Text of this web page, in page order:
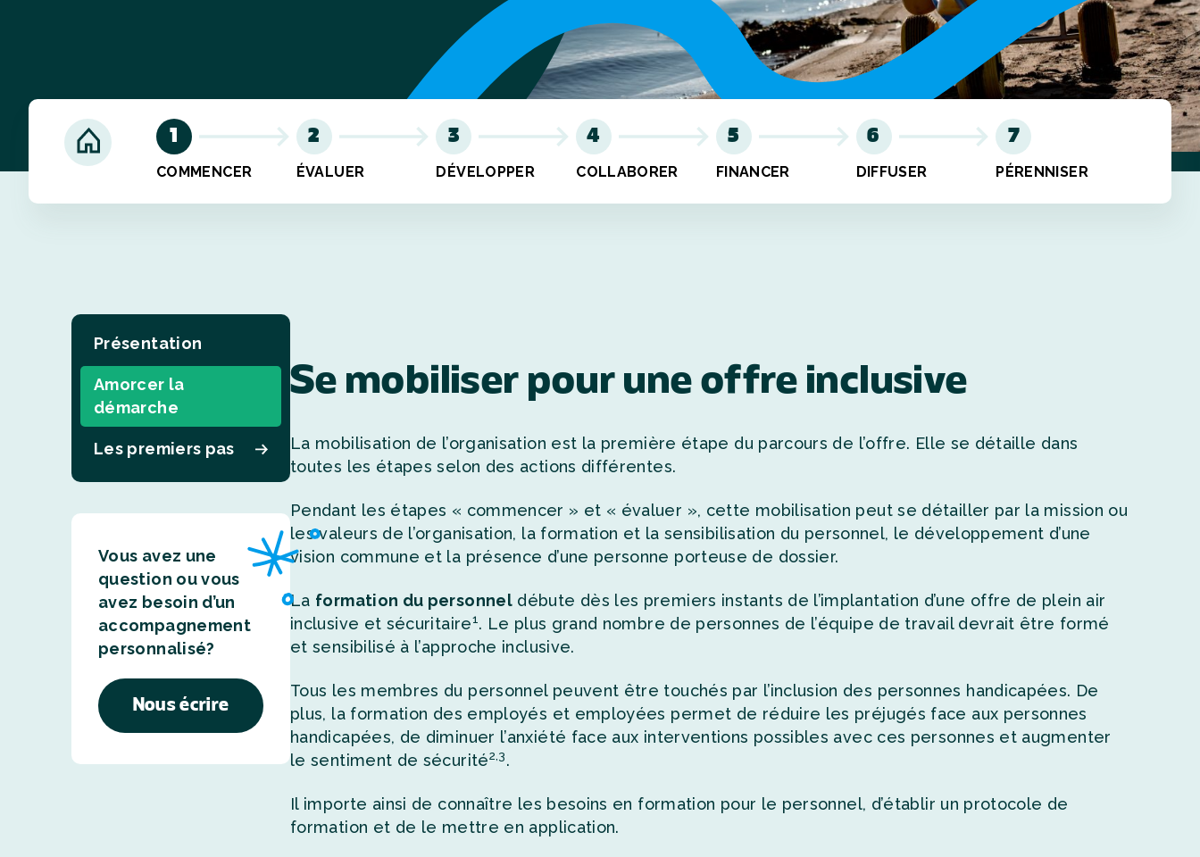
1
COMMENCER
2
ÉVALUER
3
DÉVELOPPER
4
COLLABORER
5
FINANCER
6
DIFFUSER
7
PÉRENNISER
Présentation
Amorcer la
démarche
Les premiers pas
Vous avez une
question ou vous
avez besoin d’un
accompagnement
personnalisé?
Nous écrire
Se mobiliser pour une offre inclusive
La mobilisation de l’organisation est la première étape du parcours de l’offre. Elle se détaille dans
toutes les étapes selon des actions différentes.
Pendant les étapes « commencer » et « évaluer », cette mobilisation peut se détailler par la mission ou
les valeurs de l’organisation, la formation et la sensibilisation du personnel, le développement d’une
vision commune et la présence d’une personne porteuse de dossier.
La formation du personnel débute dès les premiers instants de l’implantation d’une offre de plein air
inclusive et sécuritaire1. Le plus grand nombre de personnes de l’équipe de travail devrait être formé
et sensibilisé à l’approche inclusive.
Tous les membres du personnel peuvent être touchés par l’inclusion des personnes handicapées. De
plus, la formation des employés et employées permet de réduire les préjugés face aux personnes
handicapées, de diminuer l’anxiété face aux interventions possibles avec ces personnes et augmenter
le sentiment de sécurité2,3.
Il importe ainsi de connaître les besoins en formation pour le personnel, d’établir un protocole de
formation et de le mettre en application.